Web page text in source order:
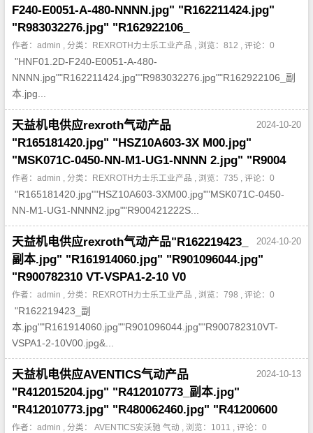
F240-E0051-A-480-NNNN.jpg" "R162211424.jpg"
"R983032276.jpg" "R162922106_
作者：admin , 分类： REXROTH力士乐工业产品 , 浏览：812 , 评论：0
"HNF01.2D-F240-E0051-A-480-
NNNN.jpg""R162211424.jpg""R983032276.jpg""R162922106_副
本.jpg...
2024-10-20
天益机电供应rexroth气动产品
"R165181420.jpg" "HSZ10A603-3X M00.jpg"
"MSK071C-0450-NN-M1-UG1-NNNN 2.jpg" "R9004
作者：admin , 分类： REXROTH力士乐工业产品 , 浏览：735 , 评论：0
"R165181420.jpg""HSZ10A603-3XM00.jpg""MSK071C-0450-
NN-M1-UG1-NNNN2.jpg""R900421222S...
2024-10-20
天益机电供应rexroth气动产品"R162219423_
副本.jpg" "R161914060.jpg" "R901096044.jpg"
"R900782310 VT-VSPA1-2-10 V0
作者：admin , 分类： REXROTH力士乐工业产品 , 浏览：798 , 评论：0
"R162219423_副
本.jpg""R161914060.jpg""R901096044.jpg""R900782310VT-
VSPA1-2-10V00.jpg&...
2024-10-13
天益机电供应AVENTICS气动产品
"R412015204.jpg" "R412010773_副本.jpg"
"R412010773.jpg" "R480062460.jpg" "R41200600
作者：admin , 分类： AVENTICS安沃驰 气动 , 浏览：1011 , 评论：0